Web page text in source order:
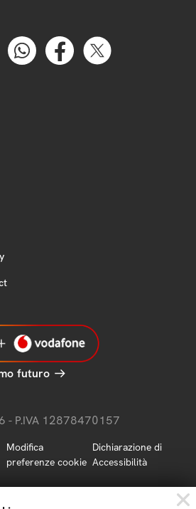
futuro
- P.IVA 12878470157
Modifica
preferenze cookie
Dichiarazione di
Accessibilità